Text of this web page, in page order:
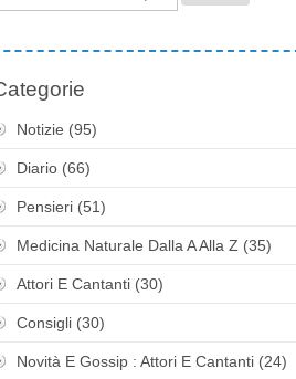
Notizie (95)
Diario (66)
Pensieri (51)
Medicina Naturale Dalla A Alla Z (35)
Attori E Cantanti (30)
Consigli (30)
Novità E Gossip : Attori E Cantanti (24)